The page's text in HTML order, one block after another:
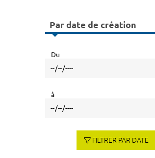
Par date de création
Du
à
FILTRER PAR DATE